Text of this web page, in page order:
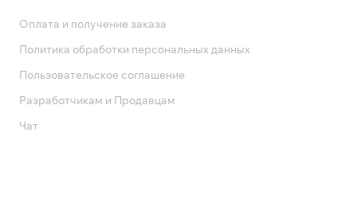
Оплата и получение заказа
Политика обработки персональных данных
Пользовательское соглашение
Разработчикам и Продавцам
Чат